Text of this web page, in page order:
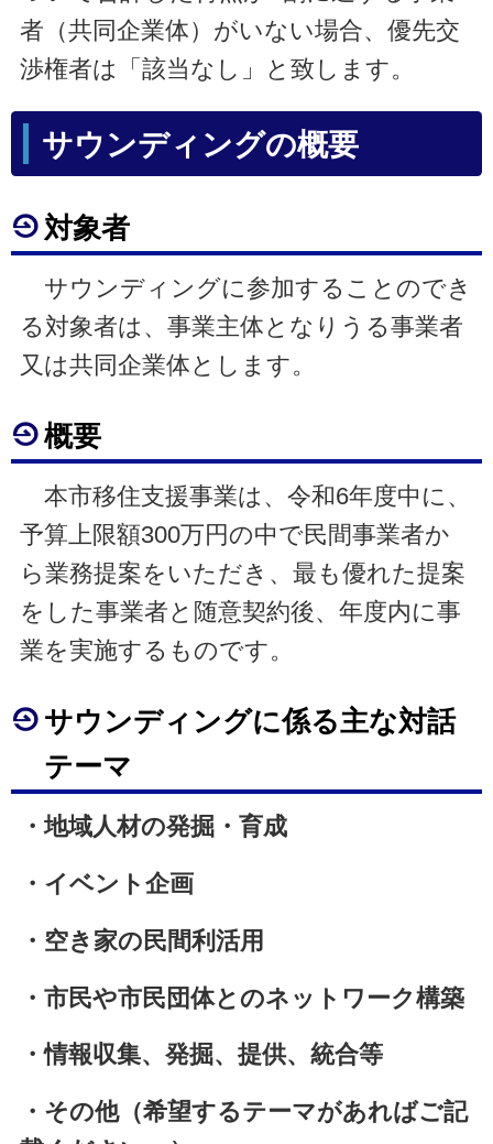
者（共同企業体）がいない場合、優先交
渉権者は「該当なし」と致します。
サウンディングの概要
対象者
サウンディングに参加することのでき
る対象者は、事業主体となりうる事業者
又は共同企業体とします。
概要
本市移住支援事業は、令和6年度中に、
予算上限額300万円の中で民間事業者か
ら業務提案をいただき、最も優れた提案
をした事業者と随意契約後、年度内に事
業を実施するものです。
サウンディングに係る主な対話
テーマ
・地域人材の発掘・育成
・イベント企画
・空き家の民間利活用
・市民や市民団体とのネットワーク構築
・情報収集、発掘、提供、統合等
・その他（希望するテーマがあればご記